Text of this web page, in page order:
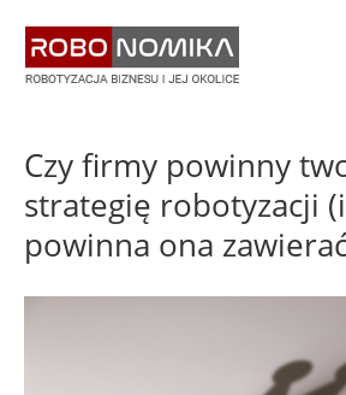
treści
yasne
main
menu
Czy firmy powinny
strategię robotyzacji
powinna ona